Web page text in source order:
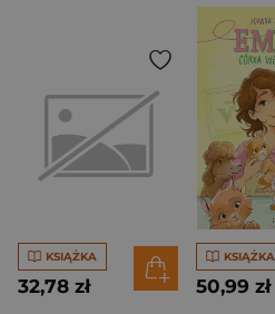
KSIĄŻKA
32,78 zł
KSIĄŻKA
50,99 zł